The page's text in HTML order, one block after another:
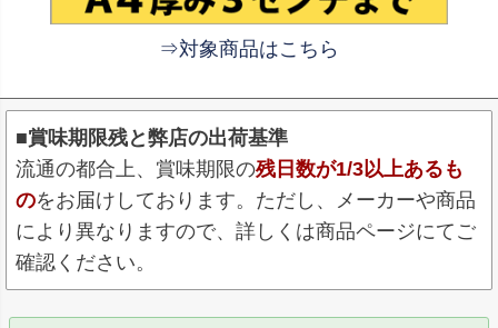
⇒対象商品はこちら
■賞味期限残と弊店の出荷基準
流通の都合上、賞味期限の残日数が1/3以上あるも
のをお届けしております。ただし、メーカーや商品
により異なりますので、詳しくは商品ページにてご
確認ください。